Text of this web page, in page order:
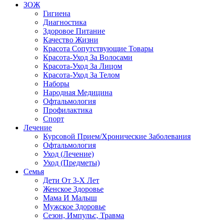
ЗОЖ
Гигиена
Диагностика
Здоровое Питание
Качество Жизни
Красота Сопутствующие Товары
Красота-Уход За Волосами
Красота-Уход За Лицом
Красота-Уход За Телом
Наборы
Народная Медицина
Офтальмология
Профилактика
Спорт
Лечение
Курсовой Прием/Хронические Заболевания
Офтальмология
Уход (Лечение)
Уход (Предметы)
Семья
Дети От 3-Х Лет
Женское Здоровье
Мама И Малыш
Мужское Здоровье
Сезон, Импульс, Травма